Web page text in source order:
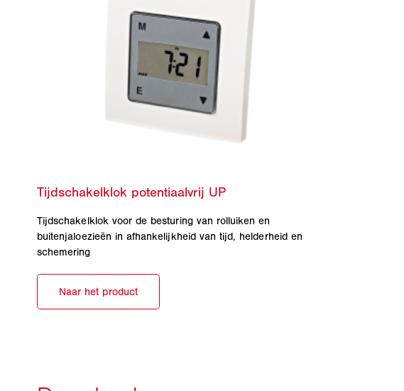
Tijdschakelklok voor de besturing van rolluiken en
buitenjaloezieën in afhankelijkheid van tijd, helderheid en
schemering